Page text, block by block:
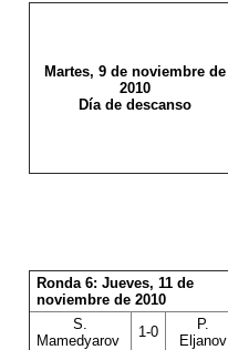
Martes, 9 de noviembre de
2010
Día de descanso
Ronda 6: Jueves, 11 de
noviembre de 2010
S.
Mamedyarov
1-0
P.
Eljanov